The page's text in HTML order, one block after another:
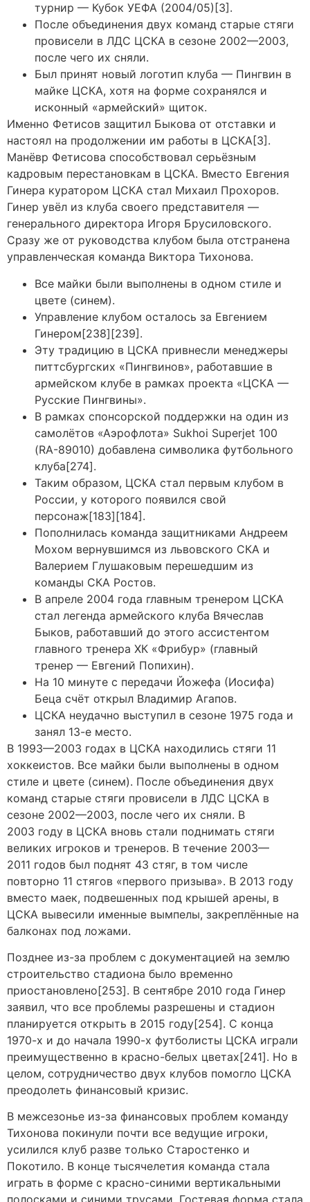
турнир — Кубок УЕФА (2004/05)[3].
После объединения двух команд старые стяги
провисели в ЛДС ЦСКА в сезоне 2002—2003,
после чего их сняли.
Был принят новый логотип клуба — Пингвин в
майке ЦСКА, хотя на форме сохранялся и
исконный «армейский» щиток.
Именно Фетисов защитил Быкова от отставки и
настоял на продолжении им работы в ЦСКА[3].
Манёвр Фетисова способствовал серьёзным
кадровым перестановкам в ЦСКА. Вместо Евгения
Гинера куратором ЦСКА стал Михаил Прохоров.
Гинер увёл из клуба своего представителя —
генерального директора Игоря Брусиловского.
Сразу же от руководства клубом была отстранена
управленческая команда Виктора Тихонова.
Все майки были выполнены в одном стиле и
цвете (синем).
Управление клубом осталось за Евгением
Гинером[238][239].
Эту традицию в ЦСКА привнесли менеджеры
питтсбургских «Пингвинов», работавшие в
армейском клубе в рамках проекта «ЦСКА —
Русские Пингвины».
В рамках спонсорской поддержки на один из
самолётов «Аэрофлота» Sukhoi Superjet 100
(RA-89010) добавлена символика футбольного
клуба[274].
Таким образом, ЦСКА стал первым клубом в
России, у которого появился свой
персонаж[183][184].
Пополнилась команда защитниками Андреем
Мохом вернувшимся из львовского СКА и
Валерием Глушаковым перешедшим из
команды СКА Ростов.
В апреле 2004 года главным тренером ЦСКА
стал легенда армейского клуба Вячеслав
Быков, работавший до этого ассистентом
главного тренера ХК «Фрибур» (главный
тренер — Евгений Попихин).
На 10 минуте с передачи Йожефа (Иосифа)
Беца счёт открыл Владимир Агапов.
ЦСКА неудачно выступил в сезоне 1975 года и
занял 13-е место.
В 1993—2003 годах в ЦСКА находились стяги 11
хоккеистов. Все майки были выполнены в одном
стиле и цвете (синем). После объединения двух
команд старые стяги провисели в ЛДС ЦСКА в
сезоне 2002—2003, после чего их сняли. В
2003 году в ЦСКА вновь стали поднимать стяги
великих игроков и тренеров. В течение 2003—
2011 годов был поднят 43 стяг, в том числе
повторно 11 стягов «первого призыва». В 2013 году
вместо маек, подвешенных под крышей арены, в
ЦСКА вывесили именные вымпелы, закреплённые на
балконах под ложами.
Позднее из-за проблем с документацией на землю
строительство стадиона было временно
приостановлено[253]. В сентябре 2010 года Гинер
заявил, что все проблемы разрешены и стадион
планируется открыть в 2015 году[254]. С конца
1970-х и до начала 1990-х футболисты ЦСКА играли
преимущественно в красно-белых цветах[241]. Но в
целом, сотрудничество двух клубов помогло ЦСКА
преодолеть финансовый кризис.
В межсезонье из-за финансовых проблем команду
Тихонова покинули почти все ведущие игроки,
усилился клуб разве только Старостенко и
Покотило. В конце тысячелетия команда стала
играть в форме с красно-синими вертикальными